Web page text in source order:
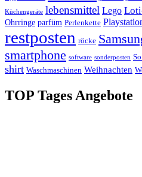
Küchengeräte lebensmittel Lego
Ohrringe parfüm Perlenkette
restposten röcke
smartphone software sonderposten
shirt Waschmaschinen Weihnachten
TOP Tages Angebote